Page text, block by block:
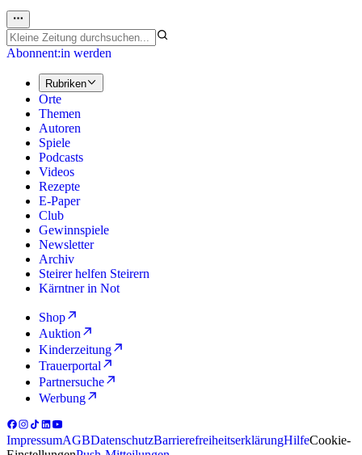
Abonnent:in werden
Rubriken
Orte
Themen
Autoren
Spiele
Podcasts
Videos
Rezepte
E-Paper
Club
Gewinnspiele
Newsletter
Archiv
Steirer helfen Steirern
Kärntner in Not
Shop
Auktion
Kinderzeitung
Trauerportal
Partnersuche
Werbung
ImpressumAGBDatenschutzBarrierefreiheitserklärungHilfeCookie-